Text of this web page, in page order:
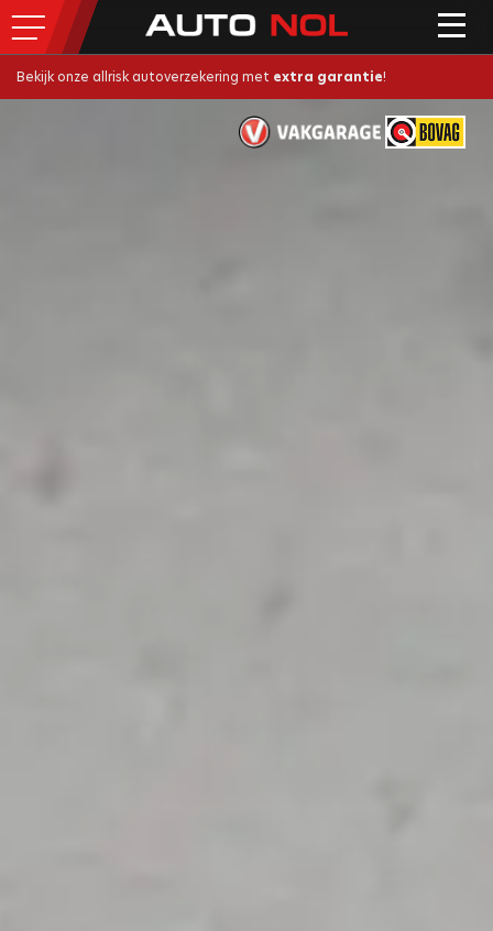
Bekijk onze allrisk autoverzekering met extra garantie!